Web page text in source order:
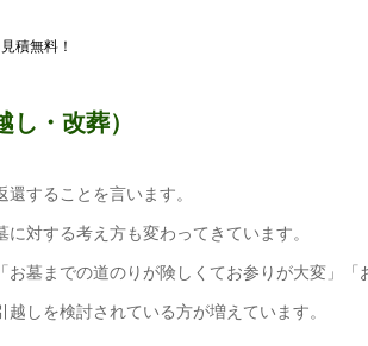
積無料！
・改葬）
することを言います。
対する考え方も変わってきています。
お墓までの道のりが険しくてお参りが大変」
しを検討されている方が増えています。